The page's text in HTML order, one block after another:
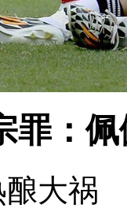
罪：
大祸